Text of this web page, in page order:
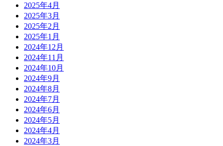
2025年4月
2025年3月
2025年2月
2025年1月
2024年12月
2024年11月
2024年10月
2024年9月
2024年8月
2024年7月
2024年6月
2024年5月
2024年4月
2024年3月